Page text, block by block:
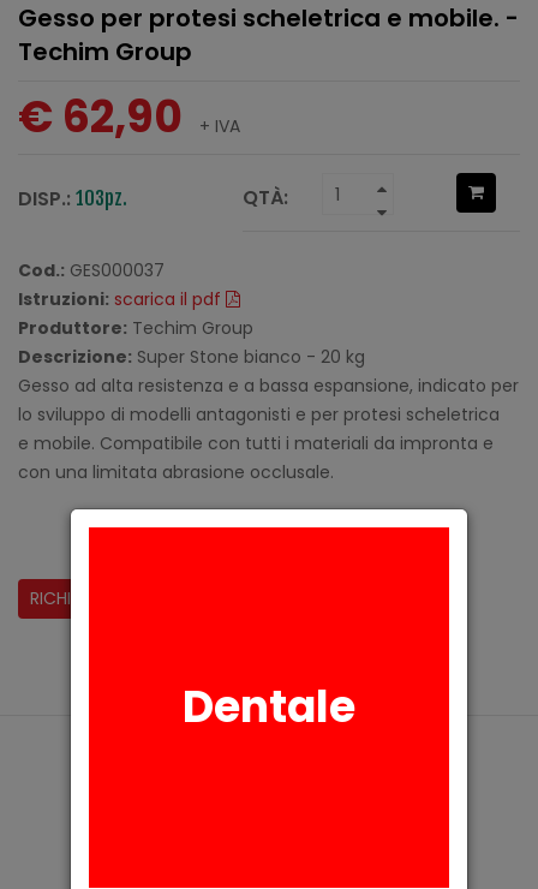
Gesso per protesi scheletrica e mobile. -
Techim Group
€ 62,90 + IVA
DISP.: 103pz. QTÀ:
Cod.: GES000037
Istruzioni: scarica il pdf
Produttore: Techim Group
Descrizione: Super Stone bianco - 20 kg
Gesso ad alta resistenza e a bassa espansione, indicato per
lo sviluppo di modelli antagonisti e per protesi scheletrica
e mobile. Compatibile con tutti i materiali da impronta e
con una limitata abrasione occlusale.
CONDIVIDI:
RICHIESTA INFORMAZIONI
Dentale